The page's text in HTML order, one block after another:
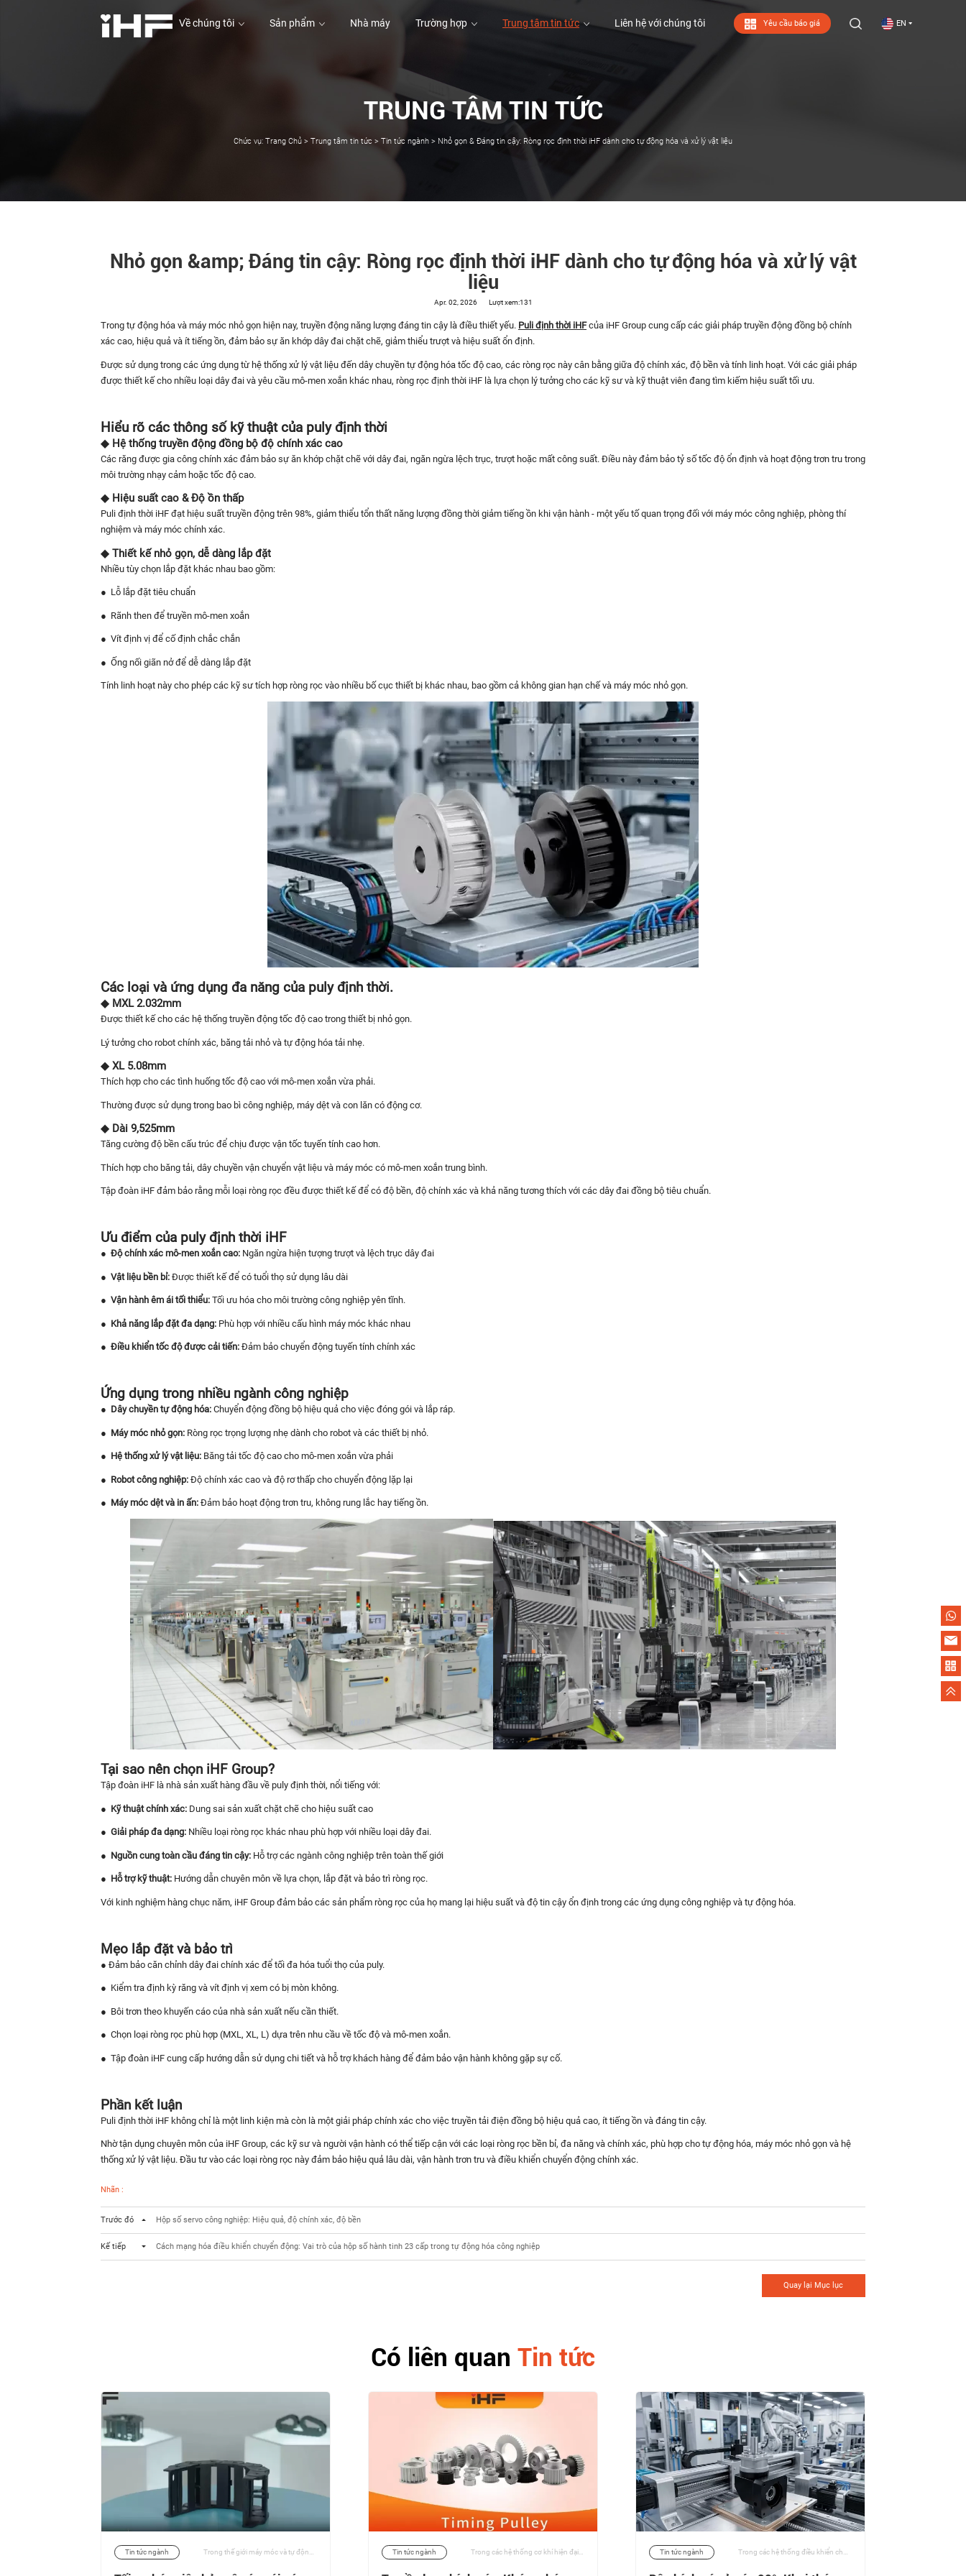
EN
Yêu cầu báo giá
Về chúng tôi Sản phẩm Nhà máy
Nhà máy
Trường hợp
Trường hợp
Trung tâm tin tức Liên hệ với chúng tôi
Liên hệ với chúng tôi
TRUNG TÂM TIN TỨC
Chức vụ: Trang Chủ > Trung tâm tin tức > Tin tức ngành > Nhỏ gọn & Đáng tin cậy: Ròng rọc định thời iHF dành cho tự động hóa và xử lý vật liệu
Nhỏ gọn &amp; Đáng tin cậy: Ròng rọc định thời iHF dành cho tự động hóa và xử lý vật
liệu
Apr. 02, 2026 Lượt xem:131
Trong tự động hóa và máy móc nhỏ gọn hiện nay, truyền động năng lượng đáng tin cậy là điều thiết yếu. Puli định thời iHFcủa iHF Group cung cấp các giải pháp truyền động đồng bộ chính
xác cao, hiệu quả và ít tiếng ồn, đảm bảo sự ăn khớp dây đai chặt chẽ, giảm thiểu trượt và hiệu suất ổn định.
Được sử dụng trong các ứng dụng từ hệ thống xử lý vật liệu đến dây chuyền tự động hóa tốc độ cao, các ròng rọc này cân bằng giữa độ chính xác, độ bền và tính linh hoạt. Với các giải pháp
được thiết kế cho nhiều loại dây đai và yêu cầu mô-men xoắn khác nhau, ròng rọc định thời iHF là lựa chọn lý tưởng cho các kỹ sư và kỹ thuật viên đang tìm kiếm hiệu suất tối ưu.
Hiểu rõ các thông số kỹ thuật của puly định thời
◆ Hệ thống truyền động đồng bộ độ chính xác cao
Các răng được gia công chính xác đảm bảo sự ăn khớp chặt chẽ với dây đai, ngăn ngừa lệch trục, trượt hoặc mất công suất. Điều này đảm bảo tỷ số tốc độ ổn định và hoạt động trơn tru trong
môi trường nhạy cảm hoặc tốc độ cao.
◆ Hiệu suất cao & Độ ồn thấp
Puli định thời iHF đạt hiệu suất truyền động trên 98%, giảm thiểu tổn thất năng lượng đồng thời giảm tiếng ồn khi vận hành - một yếu tố quan trọng đối với máy móc công nghiệp, phòng thí
nghiệm và máy móc chính xác.
◆ Thiết kế nhỏ gọn, dễ dàng lắp đặt
Nhiều tùy chọn lắp đặt khác nhau bao gồm:
● Lỗ lắp đặt tiêu chuẩn
● Rãnh then để truyền mô-men xoắn
● Vít định vị để cố định chắc chắn
● Ống nối giãn nở để dễ dàng lắp đặt
Tính linh hoạt này cho phép các kỹ sư tích hợp ròng rọc vào nhiều bố cục thiết bị khác nhau, bao gồm cả không gian hạn chế và máy móc nhỏ gọn.
Các loại và ứng dụng đa năng của puly định thời.
◆ MXL 2.032mm
Được thiết kế cho các hệ thống truyền động tốc độ cao trong thiết bị nhỏ gọn.
Lý tưởng cho robot chính xác, băng tải nhỏ và tự động hóa tải nhẹ.
◆ XL 5.08mm
Thích hợp cho các tình huống tốc độ cao với mô-men xoắn vừa phải.
Thường được sử dụng trong bao bì công nghiệp, máy dệt và con lăn có động cơ.
◆ Dài 9,525mm
Tăng cường độ bền cấu trúc để chịu được vận tốc tuyến tính cao hơn.
Thích hợp cho băng tải, dây chuyền vận chuyển vật liệu và máy móc có mô-men xoắn trung bình.
Tập đoàn iHF đảm bảo rằng mỗi loại ròng rọc đều được thiết kế để có độ bền, độ chính xác và khả năng tương thích với các dây đai đồng bộ tiêu chuẩn.
Ưu điểm của puly định thời iHF
● Độ chính xác mô-men xoắn cao: Ngăn ngừa hiện tượng trượt và lệch trục dây đai
● Vật liệu bền bỉ: Được thiết kế để có tuổi thọ sử dụng lâu dài
● Vận hành êm ái tối thiểu: Tối ưu hóa cho môi trường công nghiệp yên tĩnh.
● Khả năng lắp đặt đa dạng: Phù hợp với nhiều cấu hình máy móc khác nhau
● Điều khiển tốc độ được cải tiến: Đảm bảo chuyển động tuyến tính chính xác
Ứng dụng trong nhiều ngành công nghiệp
● Dây chuyền tự động hóa: Chuyển động đồng bộ hiệu quả cho việc đóng gói và lắp ráp.
● Máy móc nhỏ gọn: Ròng rọc trọng lượng nhẹ dành cho robot và các thiết bị nhỏ.
● Hệ thống xử lý vật liệu: Băng tải tốc độ cao cho mô-men xoắn vừa phải
● Robot công nghiệp: Độ chính xác cao và độ rơ thấp cho chuyển động lặp lại
● Máy móc dệt và in ấn: Đảm bảo hoạt động trơn tru, không rung lắc hay tiếng ồn.
Tại sao nên chọn iHF Group?
Tập đoàn iHF là nhà sản xuất hàng đầu về puly định thời, nổi tiếng với:
● Kỹ thuật chính xác: Dung sai sản xuất chặt chẽ cho hiệu suất cao
● Giải pháp đa dạng: Nhiều loại ròng rọc khác nhau phù hợp với nhiều loại dây đai.
● Nguồn cung toàn cầu đáng tin cậy: Hỗ trợ các ngành công nghiệp trên toàn thế giới
● Hỗ trợ kỹ thuật: Hướng dẫn chuyên môn về lựa chọn, lắp đặt và bảo trì ròng rọc.
Với kinh nghiệm hàng chục năm, iHF Group đảm bảo các sản phẩm ròng rọc của họ mang lại hiệu suất và độ tin cậy ổn định trong các ứng dụng công nghiệp và tự động hóa.
Mẹo lắp đặt và bảo trì
● Đảm bảo căn chỉnh dây đai chính xác để tối đa hóa tuổi thọ của puly.
● Kiểm tra định kỳ răng và vít định vị xem có bị mòn không.
● Bôi trơn theo khuyến cáo của nhà sản xuất nếu cần thiết.
● Chọn loại ròng rọc phù hợp (MXL, XL, L) dựa trên nhu cầu về tốc độ và mô-men xoắn.
● Tập đoàn iHF cung cấp hướng dẫn sử dụng chi tiết và hỗ trợ khách hàng để đảm bảo vận hành không gặp sự cố.
Phần kết luận
Puli định thời iHF không chỉ là một linh kiện mà còn là một giải pháp chính xác cho việc truyền tải điện đồng bộ hiệu quả cao, ít tiếng ồn và đáng tin cậy.
Nhờ tận dụng chuyên môn của iHF Group, các kỹ sư và người vận hành có thể tiếp cận với các loại ròng rọc bền bỉ, đa năng và chính xác, phù hợp cho tự động hóa, máy móc nhỏ gọn và hệ
thống xử lý vật liệu. Đầu tư vào các loại ròng rọc này đảm bảo hiệu quả lâu dài, vận hành trơn tru và điều khiển chuyển động chính xác.
Nhãn :
Trước đó Hộp số servo công nghiệp: Hiệu quả, độ chính xác, độ bền
Kế tiếp Cách mạng hóa điều khiển chuyển động: Vai trò của hộp số hành tinh 23 cấp trong tự động hóa công nghiệp
Quay lại Mục lục
Có liên quan Tin tức
Tin tức ngành Trong thế giới máy móc và tự động hóa hiện đại, quản lý cáp hiệu quả là điều cần thiết để đảm bảo an toàn, độ bền và độ tin cậy của hệ thống. Khi thiết bị trở nên nhanh hơn và phức tạp hơn, dây cáp và ống mềm phải chịu sự chuyển động, uốn cong và ứng suất cơ học liên tục. | 20/10/2025 Tin tức ngành Trong các hệ thống cơ khí hiện đại, việc truyền tải điện đáng tin cậy và hiệu quả là rất quan trọng để đạt được hiệu suất, an toàn và tuổi thọ tối ưu. Trong số các bộ phận cơ khí khác nhau, ròng rọc định giờ với loại ròng rọc không cần chìa khóa tiêu chuẩn nổi bật nhờ độ chính xác, dễ lắp đặt và vận hành không cần bảo trì. | 10/12/2025 Tin tức ngành Trong các hệ thống điều khiển chuyển động tiên tiến, nơi mà các hạn chế về không gian và độ chính xác về mô-men xoắn phải cùng tồn tại, hộp số servo góc vuông PAR nổi bật như một giải pháp được thiết kế kỹ thuật cao. | 30/03/2026